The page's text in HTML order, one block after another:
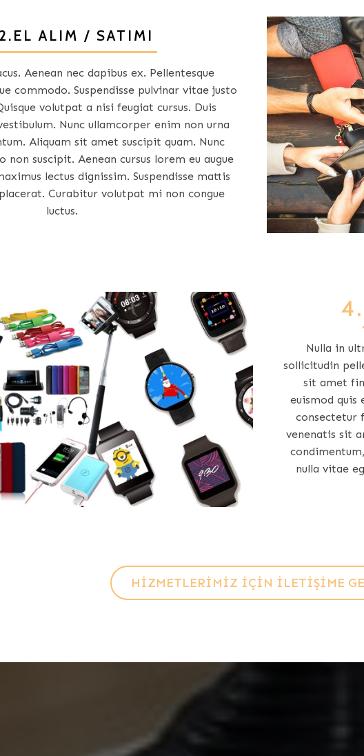
2.EL ALIM / SATIMI
Aenean nec dapibus ex. Pellentesque
commodo. Suspendisse pulvinar vitae justo
volutpat a nisi feugiat cursus. Duis
Nunc ullamcorper enim non urna
Aliquam sit amet suscipit quam. Nunc
non suscipit. Aenean cursus lorem eu augue
lectus dignissim. Suspendisse mattis
Curabitur volutpat mi non congue
luctus.
4.
Nulla in
sollicitudin
sit amet
euismod quis
consectetur
venenatis sit
nulla vitae
HIZMETLERIMIZ IÇIN ILETIŞIME